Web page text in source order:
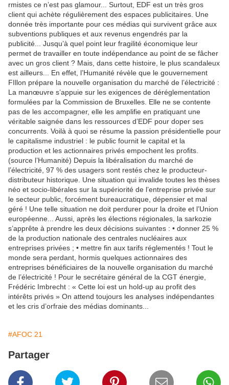
rmistes ce n’est pas glamour... Surtout, EDF est un très gros
client qui achète régulièrement des espaces publicitaires. Une
donnée très importante pour ces médias qui survivent grâce aux
subventions publiques et aux revenus engendrés par la
publicité... Jusqu’à quel point leur fragilité économique leur
permet de travailler en toute indépendance au point de se fâcher
avec un gros client ? Mais, dans cette histoire, le plus scandaleux
est ailleurs... En effet, l’Humanité révèle que le gouvernement
FIllon prépare la nouvelle organisation du marché de l’électricité :
La manœuvre s’appuie sur les exigences de déréglementation
formulées par la Commission de Bruxelles. Elle ne se contente
pas de les accompagner, elle les amplifie en pratiquant une
véritable saignée dans les ressources d’EDF pour doper ses
concurrents. Voilà à quoi se résume la passion présidentielle pour
le capitalisme industriel : le public fournit le capital et la
production et les actionnaires privés empochent les profits.
(source l’Humanité) Depuis la libéralisation du marché de
l’électricité, 97 % des usagers sont restés chez le producteur-
distributeur historique. Une situation qui invalide toutes les thèses
néo et socio-libérales sur la supériorité de l’entreprise privée sur
le secteur public, forcément bureaucratique, dépensier et mal
géré ! Une telle situation ne doit perdurer pour la droite et l’Union
européenne... Aussi, après les élections régionales, la sarkozie
s’apprête à prendre les deux décisions suivantes : • donner 25 %
de la production nationale des centrales nucléaires aux
entreprises privées ; • mettre fin aux tarifs réglementés ! Tout le
monde sera perdant, hormis quelques actionnaires des
entreprises bénéficiaires de la nouvelle organisation du marché
de l’électricité ! Pour le secrétaire général de la CGT énergie,
Frédéric Imbrecht : « Cette loi est un hold-up au profit des
intérêts privés » On attend toujours les analyses indépendantes
et les cris d’orfraie des médias dominants...
#AFOC 21
Partager